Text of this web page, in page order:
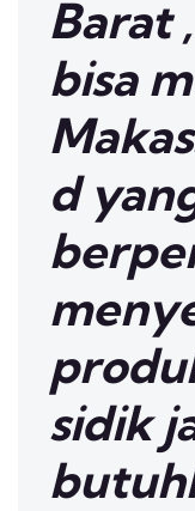
Barat
bisa
d
sidik